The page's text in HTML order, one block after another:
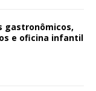
gastronômicos,
e oficina infantil